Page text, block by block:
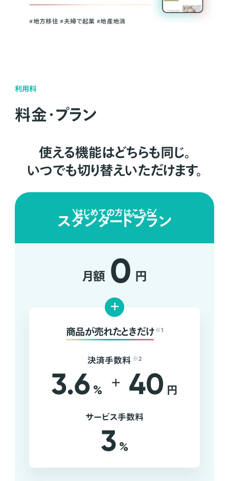
#地方移住 #夫婦で起業 #地産地消
利用料
料金・プラン
使える機能はどちらも同じ。
いつでも切り替えいただけます。
はじめての方はこちら
スタンダードプラン
月額 0 円
+
商品が売れたときだけ ※1
決済手数料 ※2
3.6 % + 40 円
サービス手数料
3 %